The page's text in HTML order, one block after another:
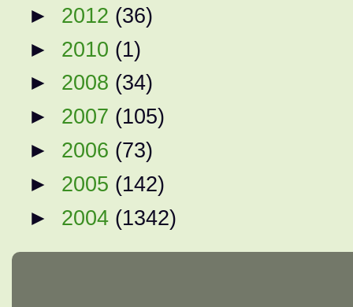
► 2012 (36)
► 2010 (1)
► 2008 (34)
► 2007 (105)
► 2006 (73)
► 2005 (142)
► 2004 (1342)